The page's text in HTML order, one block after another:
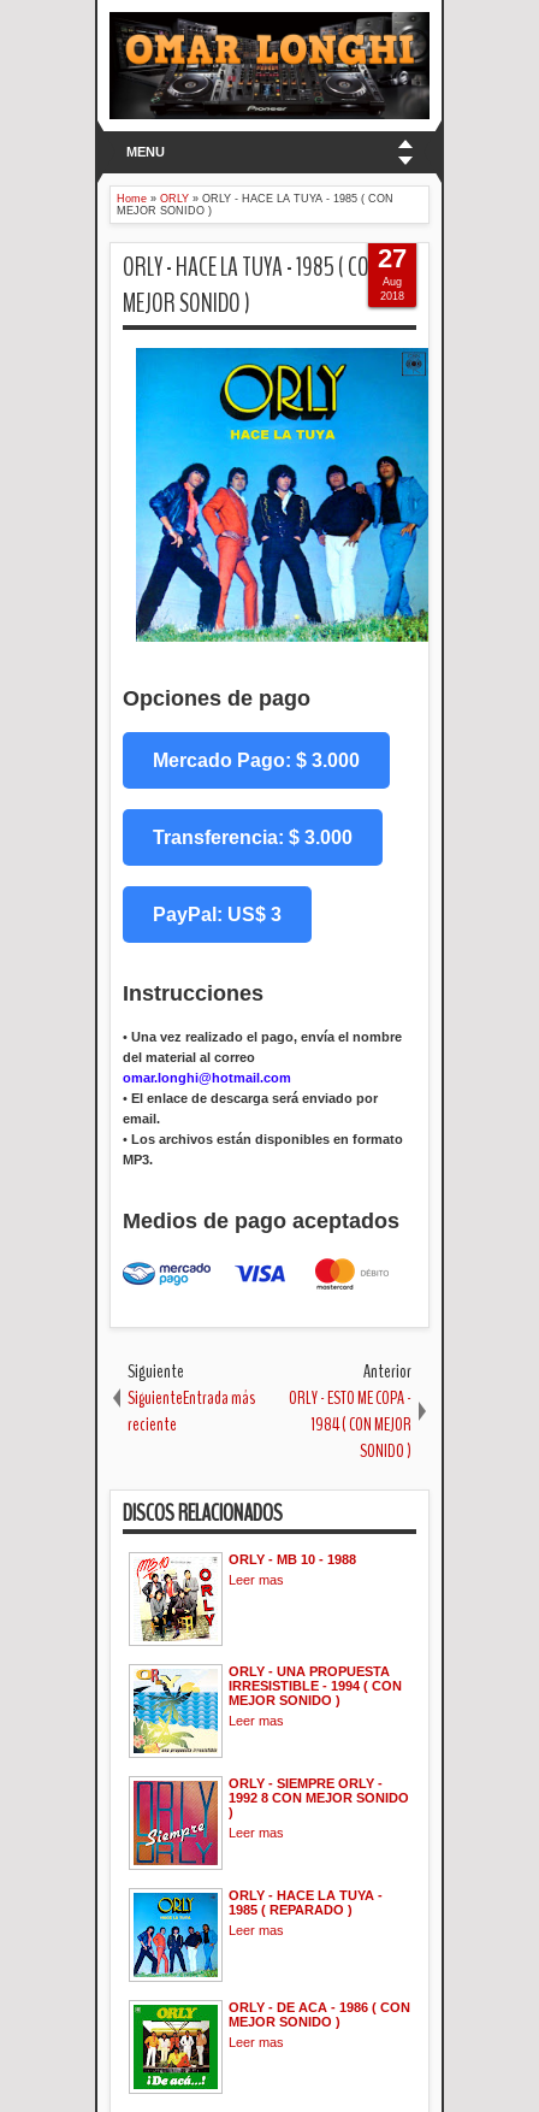
MENU
Home » ORLY » ORLY - HACE LA TUYA - 1985 ( CON
MEJOR SONIDO )
ORLY - HACE LA TUYA - 1985 ( CON
MEJOR SONIDO )
Opciones de pago
Mercado Pago: $ 3.000
Transferencia: $ 3.000
PayPal: US$ 3
Instrucciones
• Una vez realizado el pago, envía el nombre
del material al correo
omar.longhi@hotmail.com
• El enlace de descarga será enviado por
email.
• Los archivos están disponibles en formato
MP3.
Medios de pago aceptados
27
Aug
2018
Siguiente
SiguienteEntrada más
reciente
Anterior
ORLY - ESTO ME COPA -
1984 ( CON MEJOR
SONIDO )
DISCOS RELACIONADOS
ORLY - MB 10 - 1988
Leer mas
ORLY - UNA PROPUESTA
IRRESISTIBLE - 1994 ( CON
MEJOR SONIDO )
Leer mas
ORLY - SIEMPRE ORLY -
1992 8 CON MEJOR SONIDO
)
Leer mas
ORLY - HACE LA TUYA -
1985 ( REPARADO )
Leer mas
ORLY - DE ACA - 1986 ( CON
MEJOR SONIDO )
Leer mas